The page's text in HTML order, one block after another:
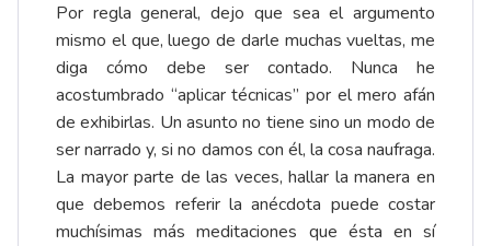
Por regla general, dejo que sea el argumento
mismo el que, luego de darle muchas vueltas, me
diga cómo debe ser contado. Nunca he
acostumbrado “aplicar técnicas” por el mero afán
de exhibirlas. Un asunto no tiene sino un modo de
ser narrado y, si no damos con él, la cosa naufraga.
La mayor parte de las veces, hallar la manera en
que debemos referir la anécdota puede costar
muchísimas más meditaciones que ésta en sí